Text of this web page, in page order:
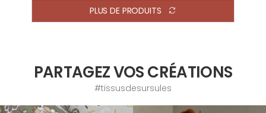
PLUS DE PRODUITS
PARTAGEZ VOS CRÉATIONS
#tissusdesursules